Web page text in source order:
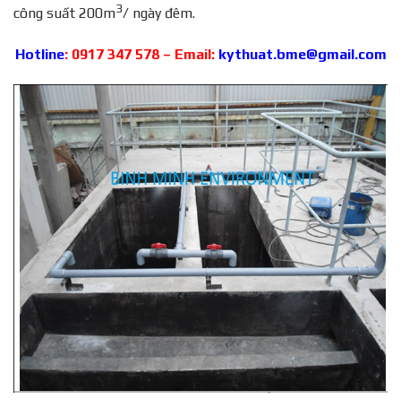
công suất 200m3/ ngày đêm.
Hotline: 0917 347 578 – Email: kythuat.bme@gmail.com